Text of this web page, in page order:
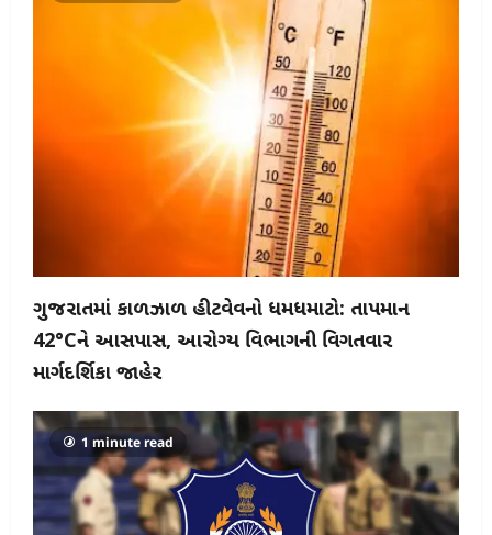
ગુજરાતમાં કાળઝાળ હીટવેવનો ધમધમાટો: તાપમાન
42°Cને આસપાસ, આરોગ્ય વિભાગની વિગતવાર
માર્ગદર્શિકા જાહેર
1 minute read